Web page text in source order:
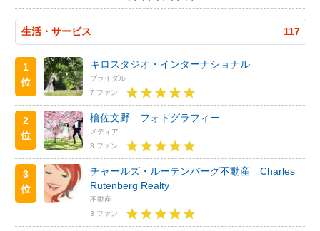
生活・サービス 117
1
位
キロスタジオ・インターナショナル
ブライダル
7 ファン
2
位
檜佐文野 フォトグラフィー
メディア
3 ファン
3
位
チャールズ・ルーテンバーグ不動産 Charles
Rutenberg Realty
不動産
3 ファン